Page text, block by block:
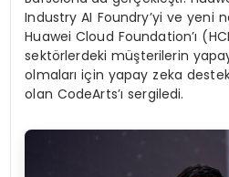
Industry AI Foundry’yi ve yeni
Huawei Cloud Foundation’ı
sektörlerdeki müşterilerin
olmaları için yapay zeka
olan CodeArts’ı sergiledi.